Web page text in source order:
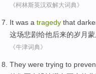
《柯林斯英汉双解大词典》
It was a tragedy that
这场悲剧给他后来的岁月蒙
《牛津词典》
They were trying to